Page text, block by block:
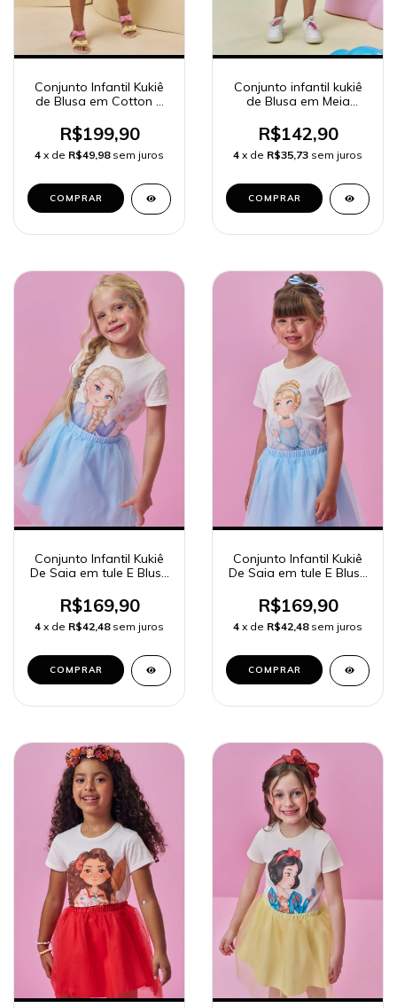
Conjunto Infantil Kukiê
de Blusa em Cotton e
Linho sem Pelúcia
96013
R$199,90
4 x de R$49,98 sem juros
COMPRAR
Conjunto infantil kukiê
de Blusa em Meia
em Molecotton 96406
R$142,90
4 x de R$35,73 sem juros
COMPRAR
Conjunto Infantil Kukiê
De Saia em tule E Blusa
96791 e 86133
R$169,90
4 x de R$42,48 sem juros
COMPRAR
Conjunto Infantil Kukiê
De Saia em tule E Blusa
96794 e 86133
R$169,90
4 x de R$42,48 sem juros
COMPRAR